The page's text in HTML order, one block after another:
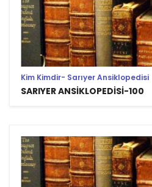
Kim Kimdir- Sarıyer Ansiklopedisi
SARIYER ANSİKLOPEDİSİ-100